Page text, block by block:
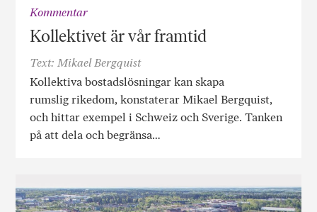
Kommentar
Kollektivet är vår framtid
Text: Mikael Bergquist
Kollektiva bostadslösningar kan skapa
rumslig rikedom, konstaterar Mikael Bergquist,
och hittar exempel i Schweiz och Sverige. Tanken
på att dela och begränsa…